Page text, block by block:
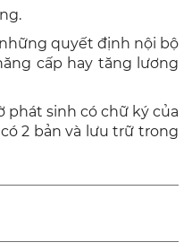
quyết định nội bộ
cấp hay tăng lương
phát sinh có chữ ký của
2 bản và lưu trữ trong